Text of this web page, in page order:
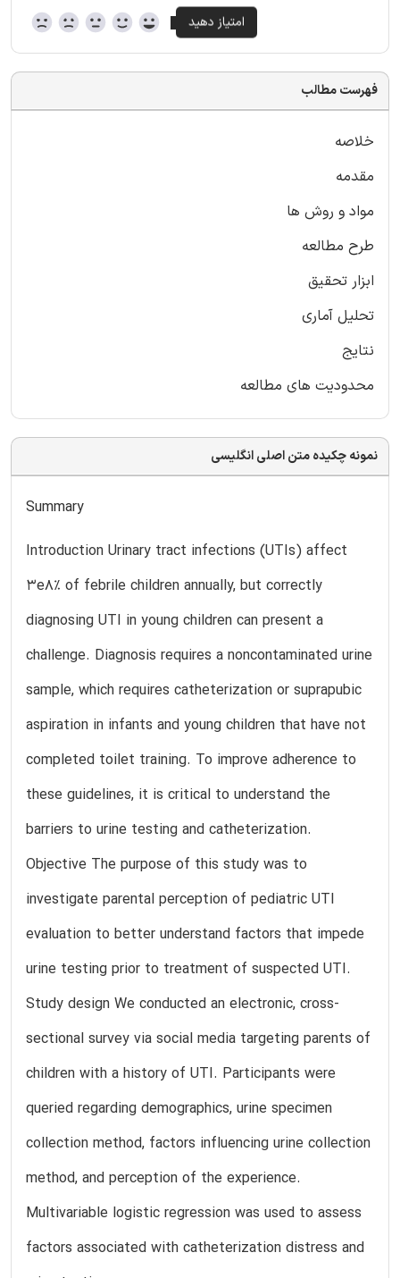
فهرست مطالب
خلاصه
مقدمه
مواد و روش ها
طرح مطالعه
ابزار تحقیق
تحلیل آماری
نتایج
محدودیت های مطالعه
نمونه چکیده متن اصلی انگلیسی
Summary
Introduction Urinary tract infections (UTIs) affect
3e8% of febrile children annually, but correctly
diagnosing UTI in young children can present a
challenge. Diagnosis requires a noncontaminated urine
sample, which requires catheterization or suprapubic
aspiration in infants and young children that have not
completed toilet training. To improve adherence to
these guidelines, it is critical to understand the
barriers to urine testing and catheterization.
Objective The purpose of this study was to
investigate parental perception of pediatric UTI
evaluation to better understand factors that impede
urine testing prior to treatment of suspected UTI.
Study design We conducted an electronic, cross-
sectional survey via social media targeting parents of
children with a history of UTI. Participants were
queried regarding demographics, urine specimen
collection method, factors influencing urine collection
method, and perception of the experience.
Multivariable logistic regression was used to assess
factors associated with catheterization distress and